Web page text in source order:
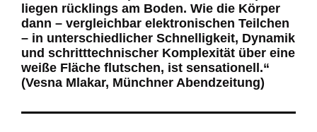
liegen rücklings am Boden. Wie die Körper
dann – vergleichbar elektronischen Teilchen
– in unterschiedlicher Schnelligkeit, Dynamik
und schritttechnischer Komplexität über eine
weiße Fläche flutschen, ist sensationell.“
(Vesna Mlakar, Münchner Abendzeitung)